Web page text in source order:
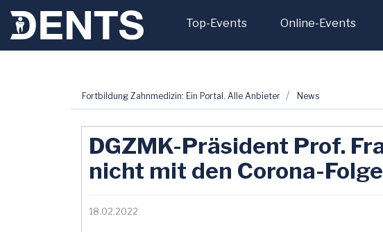
Top-Events Online-Events
Fortbildung Zahnmedizin: Ein Portal. Alle Anbieter News
DGZMK-Präsident Prof.
nicht mit den Corona-
18.02.2022